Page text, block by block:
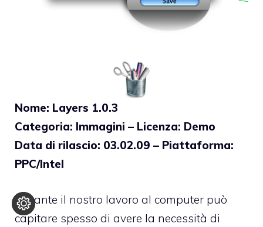
Nome: Layers 1.0.3
Categoria: Immagini – Licenza: Demo
Data di rilascio: 03.02.09 – Piattaforma:
PPC/Intel
Durante il nostro lavoro al computer può
capitare spesso di avere la necessità di